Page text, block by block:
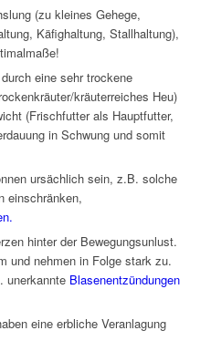
(zu kleines Gehege,
Käfighaltung, Stallhaltung),
eine sehr trockene
kräuterreiches Heu)
(Frischfutter als Hauptfutter,
in Schwung und somit
ursächlich sein, z.B. solche
einschränken,
hinter der Bewegungsunlust.
und nehmen in Folge stark zu.
unerkannte Blasenentzündungen
eine erbliche Veranlagung